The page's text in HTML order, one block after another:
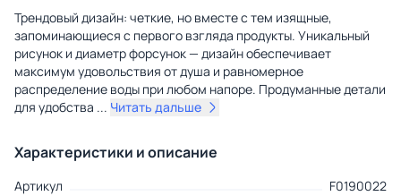
Трендовый дизайн: четкие, но вместе с тем изящные,
запоминающиеся с первого взгляда продукты. Уникальный
рисунок и диаметр форсунок — дизайн обеспечивает
максимум удовольствия от душа и равномерное
распределение воды при любом напоре. Продуманные детали
для удобства ... Читать дальше
Характеристики и описание
Артикул
F0190022